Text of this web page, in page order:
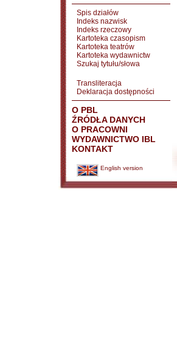
Spis działów
Indeks nazwisk
Indeks rzeczowy
Kartoteka czasopism
Kartoteka teatrów
Kartoteka wydawnictw
Szukaj tytułu/słowa
Transliteracja
Deklaracja dostępności
O PBL
ŹRÓDŁA DANYCH
O PRACOWNI
WYDAWNICTWO IBL
KONTAKT
English version